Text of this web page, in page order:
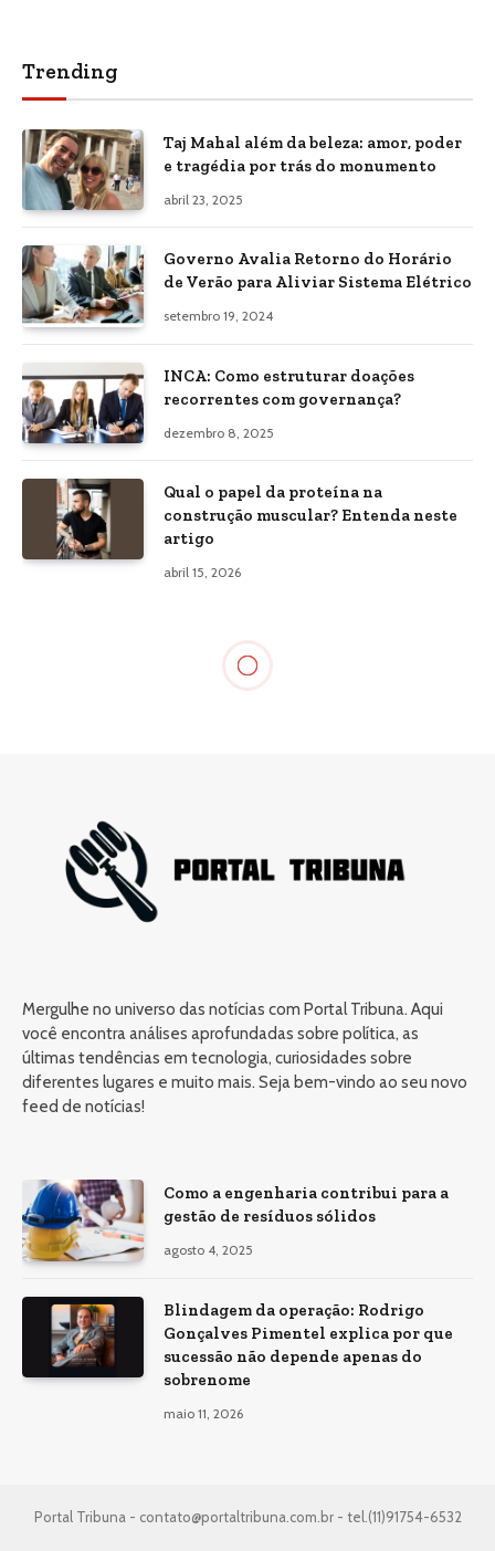
Trending
Taj Mahal além da beleza: amor, poder
e tragédia por trás do monumento
abril 23, 2025
Governo Avalia Retorno do Horário
de Verão para Aliviar Sistema Elétrico
setembro 19, 2024
INCA: Como estruturar doações
recorrentes com governança?
dezembro 8, 2025
Qual o papel da proteína na
construção muscular? Entenda neste
artigo
abril 15, 2026
Mergulhe no universo das notícias com Portal Tribuna. Aqui
você encontra análises aprofundadas sobre política, as
últimas tendências em tecnologia, curiosidades sobre
diferentes lugares e muito mais. Seja bem-vindo ao seu novo
feed de notícias!
Como a engenharia contribui para a
gestão de resíduos sólidos
agosto 4, 2025
Blindagem da operação: Rodrigo
Gonçalves Pimentel explica por que
sucessão não depende apenas do
sobrenome
maio 11, 2026
Portal Tribuna - contato@portaltribuna.com.br- tel.(11)91754-6532